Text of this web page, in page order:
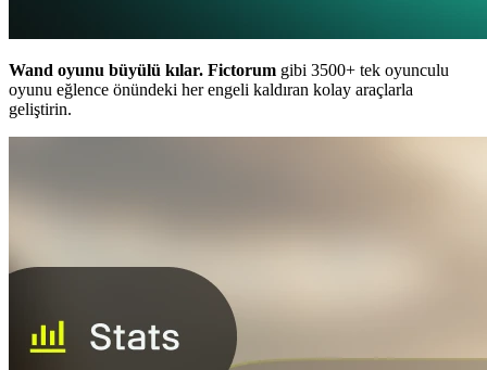
Wand oyunu büyülü kılar. Fictorum gibi 3500+ tek oyunculu
oyunu eğlence önündeki her engeli kaldıran kolay araçlarla
geliştirin.